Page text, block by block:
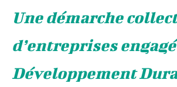
Une démarche
d’entreprises
Développement